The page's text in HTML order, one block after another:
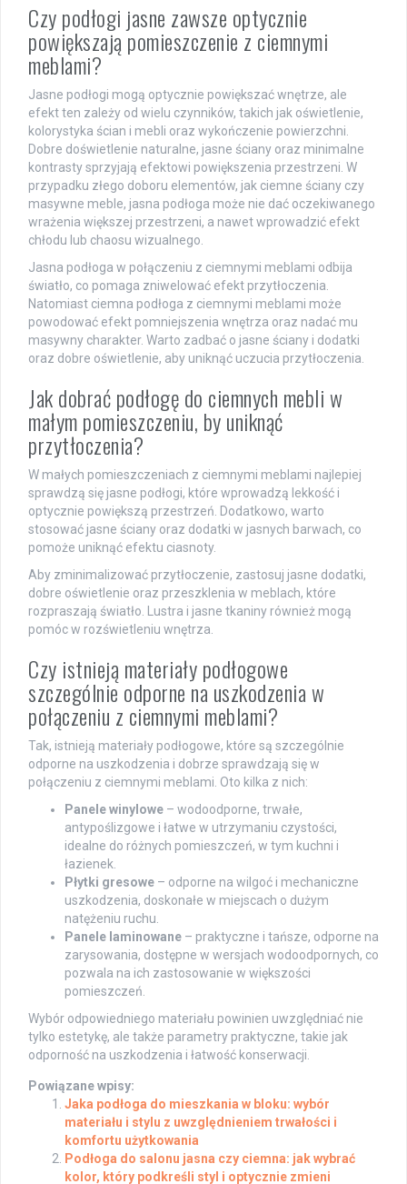
Czy podłogi jasne zawsze optycznie
powiększają pomieszczenie z ciemnymi
meblami?
Jasne podłogi mogą optycznie powiększać wnętrze, ale
efekt ten zależy od wielu czynników, takich jak oświetlenie,
kolorystyka ścian i mebli oraz wykończenie powierzchni.
Dobre doświetlenie naturalne, jasne ściany oraz minimalne
kontrasty sprzyjają efektowi powiększenia przestrzeni. W
przypadku złego doboru elementów, jak ciemne ściany czy
masywne meble, jasna podłoga może nie dać oczekiwanego
wrażenia większej przestrzeni, a nawet wprowadzić efekt
chłodu lub chaosu wizualnego.
Jasna podłoga w połączeniu z ciemnymi meblami odbija
światło, co pomaga zniwelować efekt przytłoczenia.
Natomiast ciemna podłoga z ciemnymi meblami może
powodować efekt pomniejszenia wnętrza oraz nadać mu
masywny charakter. Warto zadbać o jasne ściany i dodatki
oraz dobre oświetlenie, aby uniknąć uczucia przytłoczenia.
Jak dobrać podłogę do ciemnych mebli w
małym pomieszczeniu, by uniknąć
przytłoczenia?
W małych pomieszczeniach z ciemnymi meblami najlepiej
sprawdzą się jasne podłogi, które wprowadzą lekkość i
optycznie powiększą przestrzeń. Dodatkowo, warto
stosować jasne ściany oraz dodatki w jasnych barwach, co
pomoże uniknąć efektu ciasnoty.
Aby zminimalizować przytłoczenie, zastosuj jasne dodatki,
dobre oświetlenie oraz przeszklenia w meblach, które
rozpraszają światło. Lustra i jasne tkaniny również mogą
pomóc w rozświetleniu wnętrza.
Czy istnieją materiały podłogowe
szczególnie odporne na uszkodzenia w
połączeniu z ciemnymi meblami?
Tak, istnieją materiały podłogowe, które są szczególnie
odporne na uszkodzenia i dobrze sprawdzają się w
połączeniu z ciemnymi meblami. Oto kilka z nich:
Panele winylowe – wodoodporne, trwałe,
antypoślizgowe i łatwe w utrzymaniu czystości,
idealne do różnych pomieszczeń, w tym kuchni i
łazienek.
Płytki gresowe – odporne na wilgoć i mechaniczne
uszkodzenia, doskonałe w miejscach o dużym
natężeniu ruchu.
Panele laminowane – praktyczne i tańsze, odporne na
zarysowania, dostępne w wersjach wodoodpornych, co
pozwala na ich zastosowanie w większości
pomieszczeń.
Wybór odpowiedniego materiału powinien uwzględniać nie
tylko estetykę, ale także parametry praktyczne, takie jak
odporność na uszkodzenia i łatwość konserwacji.
Powiązane wpisy:
Jaka podłoga do mieszkania w bloku: wybór
materiału i stylu z uwzględnieniem trwałości i
komfortu użytkowania
Podłoga do salonu jasna czy ciemna: jak wybrać
kolor, który podkreśli styl i optycznie zmieni